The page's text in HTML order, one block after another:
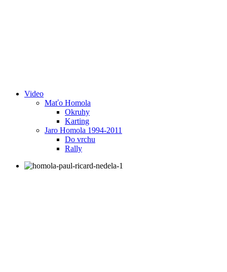
Video
Maťo Homola
Okruhy
Karting
Jaro Homola 1994-2011
Do vrchu
Rally